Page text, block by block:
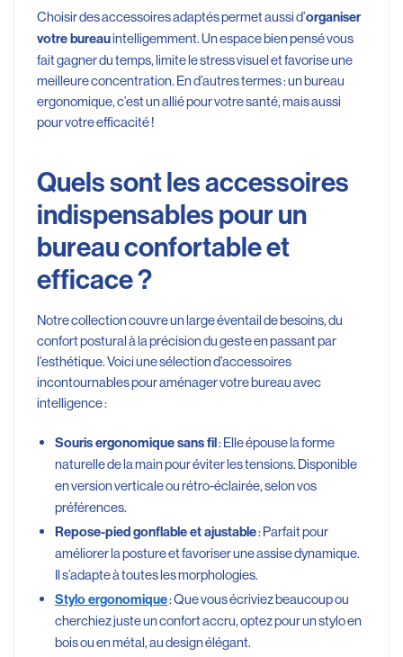
Choisir des accessoires adaptés permet aussi d’organiser
votre bureauintelligemment. Un espace bien pensé vous
fait gagner du temps, limite le stress visuel et favorise une
meilleure concentration. En d’autres termes : un bureau
ergonomique, c’est un allié pour votre santé, mais aussi
pour votre efficacité !
Quels sont les accessoires
indispensables pour un
bureau confortable et
efficace ?
Notre collection couvre un large éventail de besoins, du
confort postural à la précision du geste en passant par
l’esthétique. Voici une sélection d’accessoires
incontournables pour aménager votre bureau avec
intelligence :
Souris ergonomique sans fil : Elle épouse la forme
naturelle de la main pour éviter les tensions. Disponible
en version verticale ou rétro-éclairée, selon vos
préférences.
Repose-pied gonflable et ajustable: Parfait pour
améliorer la posture et favoriser une assise dynamique.
Il s’adapte à toutes les morphologies.
Stylo ergonomique: Que vous écriviez beaucoup ou
cherchiez juste un confort accru, optez pour un stylo en
bois ou en métal, au design élégant.